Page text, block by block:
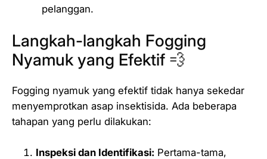
pelanggan.
Langkah-langkah Fogging
Nyamuk yang Efektif 💨
Fogging nyamuk yang efektif tidak hanya sekedar
menyemprotkan asap insektisida. Ada beberapa
tahapan yang perlu dilakukan:
Inspeksi dan Identifikasi: Pertama-tama,